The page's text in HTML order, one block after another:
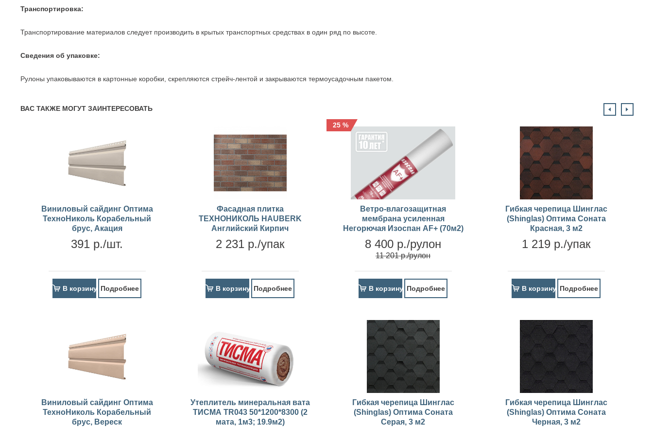
Транспортировка:
Транспортирование материалов следует производить в крытых транспортных средствах в один ряд по высоте.
Сведения об упаковке:
Рулоны упаковываются в картонные коробки, скрепляются стрейч-лентой и закрываются термоусадочным пакетом.
ВАС ТАКЖЕ МОГУТ ЗАИНТЕРЕСОВАТЬ
Виниловый сайдинг Оптима
ТехноНиколь Корабельный
брус, Акация
391 р./шт.
В корзину Подробнее
Фасадная плитка
ТЕХНОНИКОЛЬ HAUBERK
Английский Кирпич
2 231 р./упак
В корзину Подробнее
25 %
Ветро-влагозащитная
мембрана усиленная
Негорючая Изоспан АF+ (70м2)
8 400 р./рулон
11 201 р./рулон
В корзину Подробнее
Гибкая черепица Шинглас
(Shinglas) Оптима Соната
Красная, 3 м2
1 219 р./упак
В корзину Подробнее
Виниловый сайдинг Оптима
ТехноНиколь Корабельный
брус, Вереск
Утеплитель минеральная вата
ТИСМА TR043 50*1200*8300 (2
мата, 1м3; 19.9м2)
Гибкая черепица Шинглас
(Shinglas) Оптима Соната
Серая, 3 м2
Гибкая черепица Шинглас
(Shinglas) Оптима Соната
Черная, 3 м2